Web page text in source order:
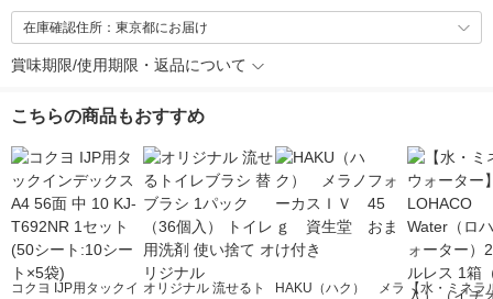
在庫確認住所：東京都にお届け
賞味期限/使用期限・返品について
こちらの商品もおすすめ
コクヨ IJP用タックイ オリジナル 流せるト
HAKU（ハク） メラ 【水・ミネラ